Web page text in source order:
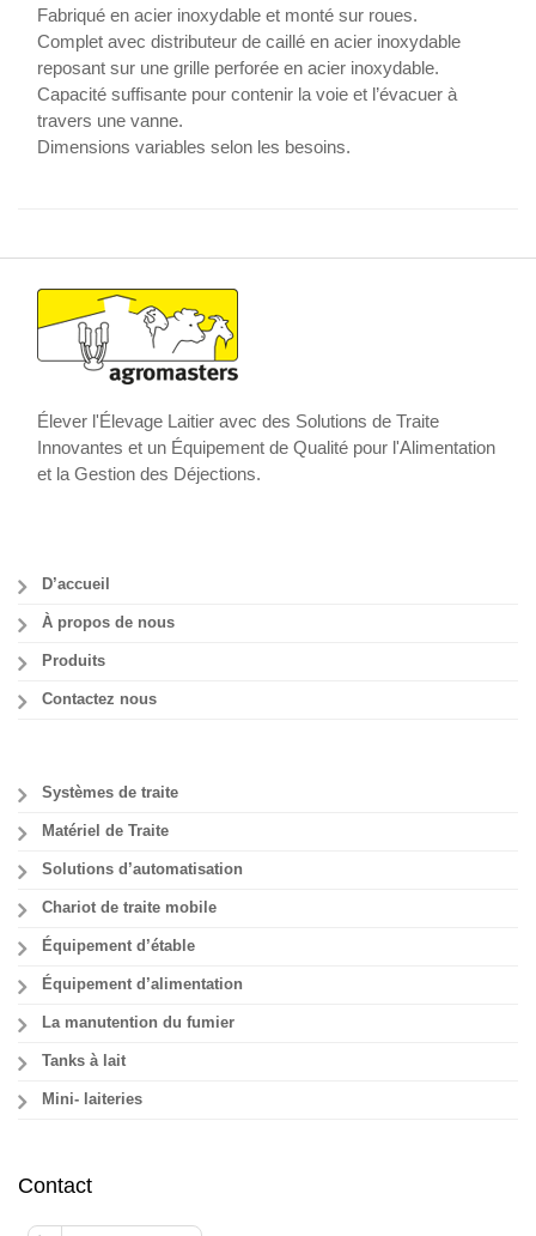
Fabriqué en acier inoxydable et monté sur roues.
Complet avec distributeur de caillé en acier inoxydable
reposant sur une grille perforée en acier inoxydable.
Capacité suffisante pour contenir la voie et l’évacuer à
travers une vanne.
Dimensions variables selon les besoins.
Élever l'Élevage Laitier avec des Solutions de Traite
Innovantes et un Équipement de Qualité pour l'Alimentation
et la Gestion des Déjections.
D’accueil
À propos de nous
Produits
Contactez nous
Systèmes de traite
Matériel de Traite
Solutions d’automatisation
Chariot de traite mobile
Équipement d’étable
Équipement d’alimentation
La manutention du fumier
Tanks à lait
Mini- laiteries
Contact